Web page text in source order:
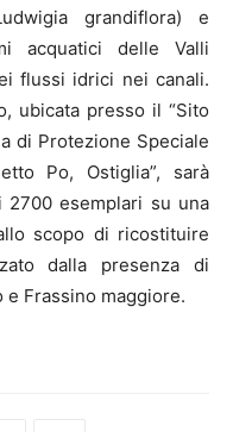
grandiflora) e
acquatici delle Valli
flussi idrici nei canali.
ubicata presso il “Sito
di Protezione Speciale
Po, Ostiglia”, sarà
2700 esemplari su una
scopo di ricostituire
dalla presenza di
Frassino maggiore.